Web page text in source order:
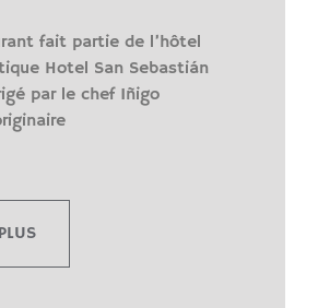
fait partie de l’hôtel
Hotel San Sebastián
par le chef Iñigo